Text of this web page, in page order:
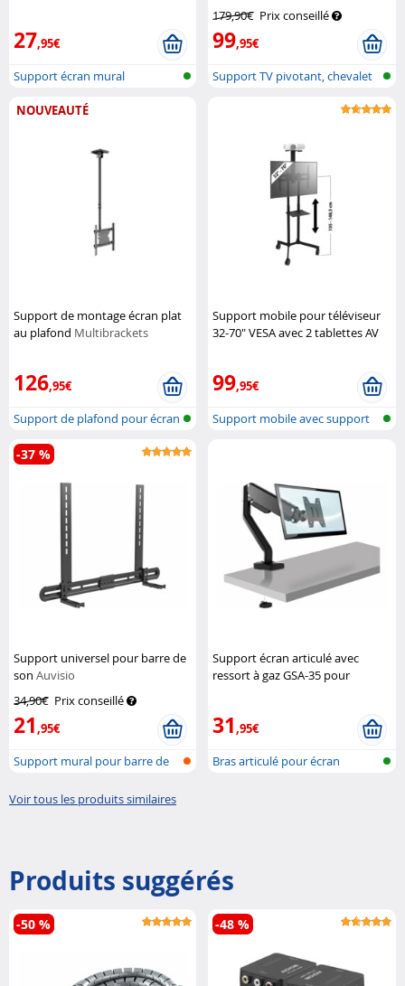
27,95€
Support écran mural
179,90€ Prix conseillé
99,95€
Support TV pivotant, chevalet
NOUVEAUTÉ
Support de montage écran plat
au plafond Multibrackets
126,95€
Support de plafond pour écran
Support mobile pour téléviseur
32-70" VESA avec 2 tablettes AV
99,95€
Support mobile avec support
Support universel pour barre de
son Auvisio
34,90€ Prix conseillé
21,95€
-37 %
Support mural pour barre de
Support écran articulé avec
ressort à gaz GSA-35 pour
31,95€
Bras articulé pour écran
Voir tous les produits similaires
Produits suggérés
-50 % -48 %